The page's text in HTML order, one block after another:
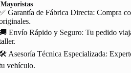
Garantía de Fábrica Directa: Compra
🚚 Envío Rápido y Seguro: Tu pedido
Asesoría Técnica Especializada:
vehículo.